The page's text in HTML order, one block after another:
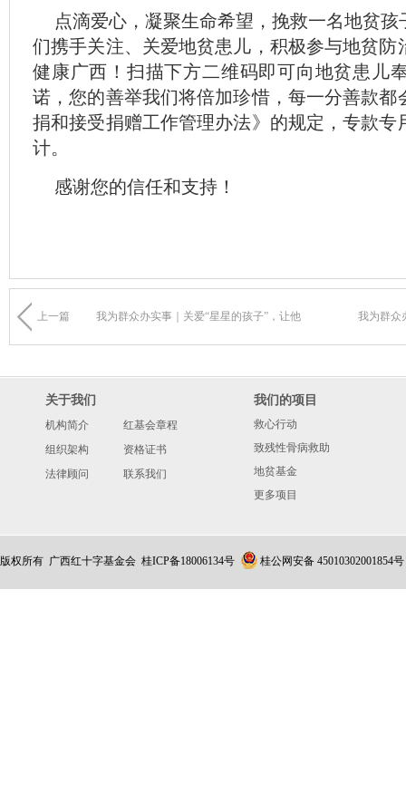
点滴爱心，凝聚生命希望，挽救一名地贫
们携手关注、关爱地贫患儿，积极参与地贫
健康广西！扫描下方二维码即可向地贫患儿
诺，您的善举我们将倍加珍惜，每一分善款
捐和接受捐赠工作管理办法》的规定，专款
计。
感谢您的信任和支持！
上一篇 我为群众办实事｜关爱“星星的孩子”，让他 我为群众
关于我们
机构简介
红基会章程
组织架构
资格证书
法律顾问
联系我们
我们的项目
救心行动
致残性骨病救助
地贫基金
更多项目
版权所有 广西红十字基金会 桂ICP备18006134号 桂公网安备 45010302001854号